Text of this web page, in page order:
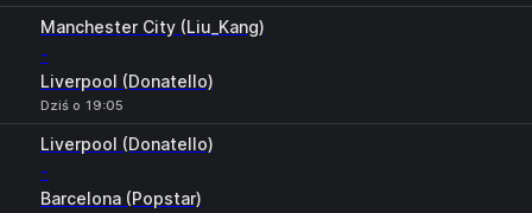
Manchester City (Liu_Kang)
-
Liverpool (Donatello)
Dziś o 19:05
Liverpool (Donatello)
-
Barcelona (Popstar)